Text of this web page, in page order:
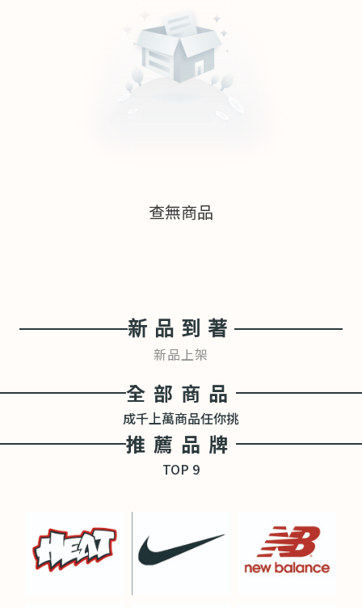
查無商品
新品到著
新品上架
全部商品
成千上萬商品任你挑
推薦品牌
TOP 9